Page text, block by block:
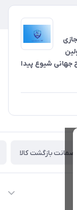
شیوع پیدا
ضمانت بازگشت کالا